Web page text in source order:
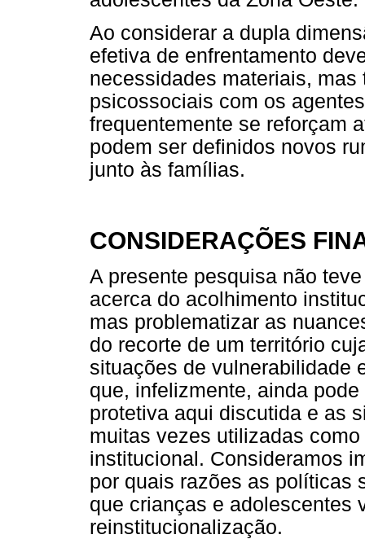
Ao considerar a dupla
efetiva de enfrentamento
necessidades materiais,
psicossociais com os
frequentemente se reforçam
podem ser definidos novos
junto às famílias.
CONSIDERAÇÕES
A presente pesquisa não
acerca do acolhimento
mas problematizar as
do recorte de um território
situações de vulnerabilidade
que, infelizmente, ainda
protetiva aqui discutida e as
muitas vezes utilizadas
institucional. Consideramos
por quais razões as políticas
que crianças e adolescentes
reinstitucionalização.